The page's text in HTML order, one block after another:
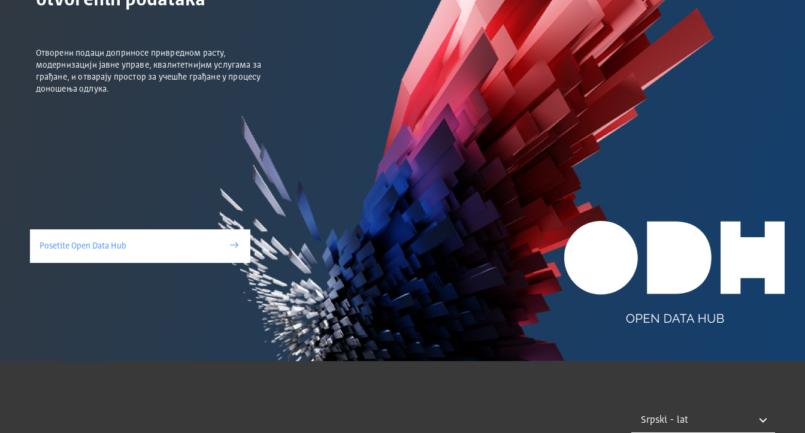
Отворени подаци доприносе привредном расту,
модернизацији јавне управе, квалитетнијим услугама за
грађане, и отварају простор за учешће грађане у процесу
доношења одлука.
Posetite Open Data Hub